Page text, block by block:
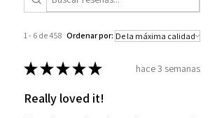
1 - 6 de 458 Ordenar por:
★★★★★ hace 3 semanas
Really loved it!